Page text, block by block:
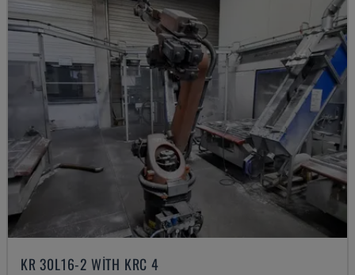
KR 30L16-2 WITH KRC 4